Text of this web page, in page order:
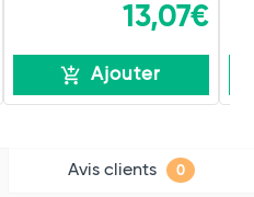
13,07€
Ajouter
Avis clients 0